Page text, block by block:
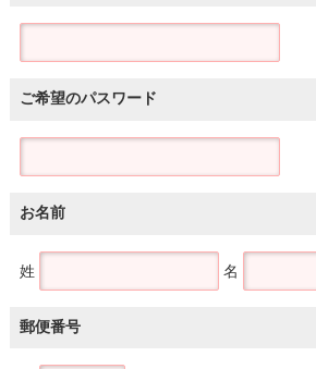
ご希望のパスワード
お名前
姓 名
郵便番号